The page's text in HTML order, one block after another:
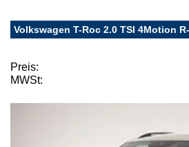
Volkswagen T-Roc 2.0 TSI 4Motion
Preis:
MWSt: